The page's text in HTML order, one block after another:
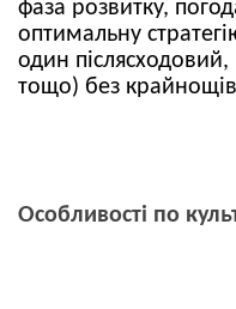
фаза розвитку,
оптимальну
один післясходовий,
тощо) без
Особливості по